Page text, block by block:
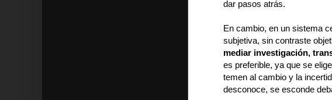
dar pasos atrás.
En cambio, en un sistema
subjetiva, sin contraste
mediar investigación,
es preferible, ya que se
temen al cambio y la
desconoce, se esconde